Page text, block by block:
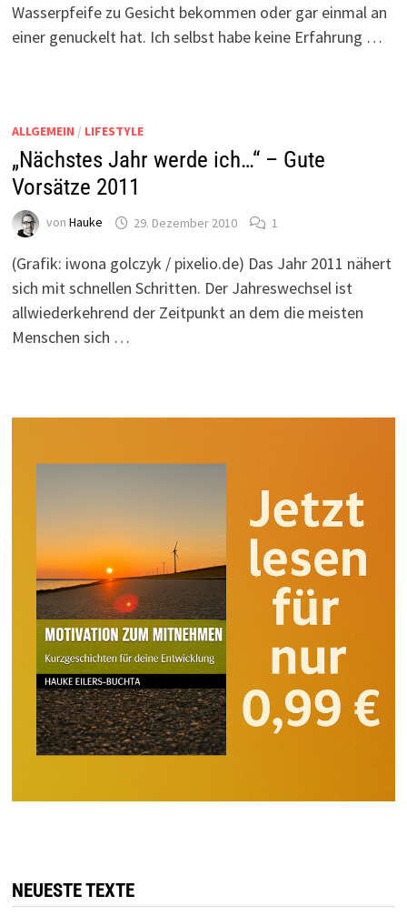
Wasserpfeife zu Gesicht bekommen oder gar einmal an
einer genuckelt hat. Ich selbst habe keine Erfahrung …
ALLGEMEIN / LIFESTYLE
„Nächstes Jahr werde ich…“ – Gute
Vorsätze 2011
von Hauke 29. Dezember 2010 1
(Grafik: iwona golczyk / pixelio.de) Das Jahr 2011 nähert
sich mit schnellen Schritten. Der Jahreswechsel ist
allwiederkehrend der Zeitpunkt an dem die meisten
Menschen sich …
NEUESTE TEXTE